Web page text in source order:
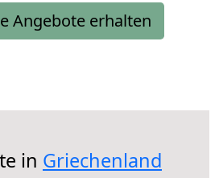
Angebote erhalten
in Griechenland